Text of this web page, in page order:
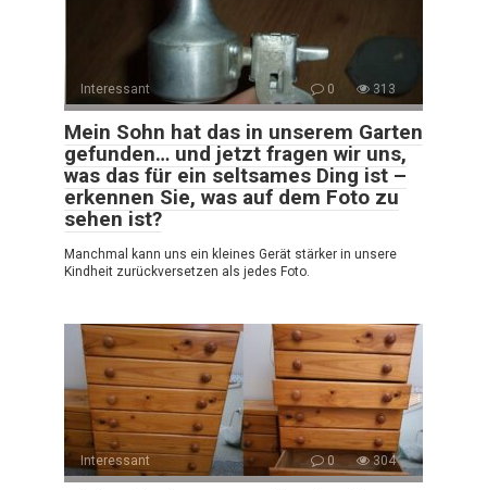
Interessant 0 313
Mein Sohn hat das in unserem Garten
gefunden… und jetzt fragen wir uns,
was das für ein seltsames Ding ist –
erkennen Sie, was auf dem Foto zu
sehen ist?
Manchmal kann uns ein kleines Gerät stärker in unsere
Kindheit zurückversetzen als jedes Foto.
Interessant 0 304